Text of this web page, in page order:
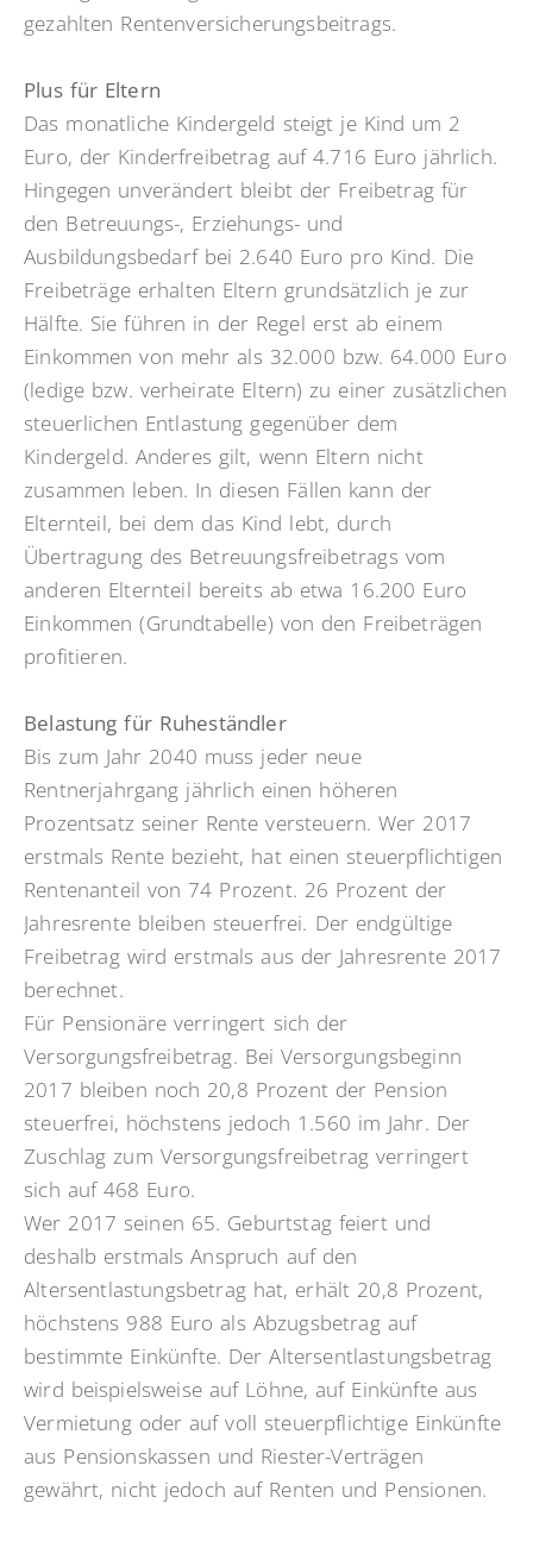
gezahlten Rentenversicherungsbeitrags.
Plus für Eltern
Das monatliche Kindergeld steigt je Kind um 2
Euro, der Kinderfreibetrag auf 4.716 Euro jährlich.
Hingegen unverändert bleibt der Freibetrag für
den Betreuungs-, Erziehungs- und
Ausbildungsbedarf bei 2.640 Euro pro Kind. Die
Freibeträge erhalten Eltern grundsätzlich je zur
Hälfte. Sie führen in der Regel erst ab einem
Einkommen von mehr als 32.000 bzw. 64.000 Euro
(ledige bzw. verheirate Eltern) zu einer zusätzlichen
steuerlichen Entlastung gegenüber dem
Kindergeld. Anderes gilt, wenn Eltern nicht
zusammen leben. In diesen Fällen kann der
Elternteil, bei dem das Kind lebt, durch
Übertragung des Betreuungsfreibetrags vom
anderen Elternteil bereits ab etwa 16.200 Euro
Einkommen (Grundtabelle) von den Freibeträgen
profitieren.
Belastung für Ruheständler
Bis zum Jahr 2040 muss jeder neue
Rentnerjahrgang jährlich einen höheren
Prozentsatz seiner Rente versteuern. Wer 2017
erstmals Rente bezieht, hat einen steuerpflichtigen
Rentenanteil von 74 Prozent. 26 Prozent der
Jahresrente bleiben steuerfrei. Der endgültige
Freibetrag wird erstmals aus der Jahresrente 2017
berechnet.
Für Pensionäre verringert sich der
Versorgungsfreibetrag. Bei Versorgungsbeginn
2017 bleiben noch 20,8 Prozent der Pension
steuerfrei, höchstens jedoch 1.560 im Jahr. Der
Zuschlag zum Versorgungsfreibetrag verringert
sich auf 468 Euro.
Wer 2017 seinen 65. Geburtstag feiert und
deshalb erstmals Anspruch auf den
Altersentlastungsbetrag hat, erhält 20,8 Prozent,
höchstens 988 Euro als Abzugsbetrag auf
bestimmte Einkünfte. Der Altersentlastungsbetrag
wird beispielsweise auf Löhne, auf Einkünfte aus
Vermietung oder auf voll steuerpflichtige Einkünfte
aus Pensionskassen und Riester-Verträgen
gewährt, nicht jedoch auf Renten und Pensionen.